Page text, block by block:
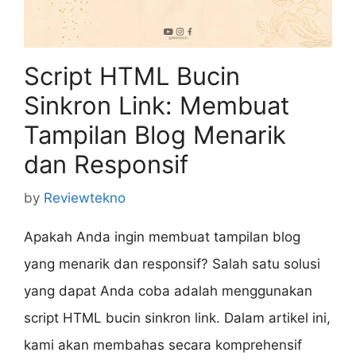
Script HTML Bucin
Sinkron Link: Membuat
Tampilan Blog Menarik
dan Responsif
by Reviewtekno
Apakah Anda ingin membuat tampilan blog
yang menarik dan responsif? Salah satu solusi
yang dapat Anda coba adalah menggunakan
script HTML bucin sinkron link. Dalam artikel ini,
kami akan membahas secara komprehensif